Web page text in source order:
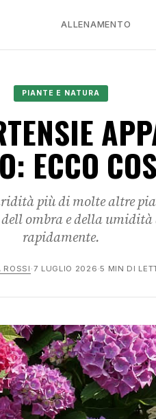
ALLENAMENTO
PIANTE E NATURA
ECCO
più di molte altre
ombra e della umidità
rapidamente.
ROSSI ·7 LUGLIO 2026 ·5 MIN DI